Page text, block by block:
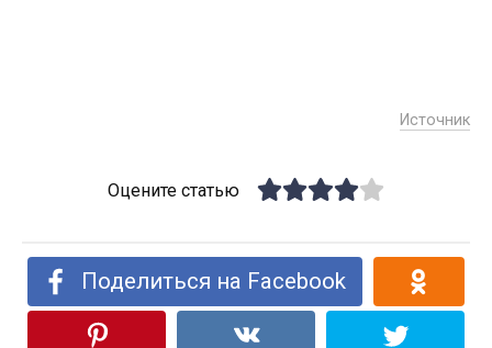
Источник
Оцените статью
Поделиться на Facebook